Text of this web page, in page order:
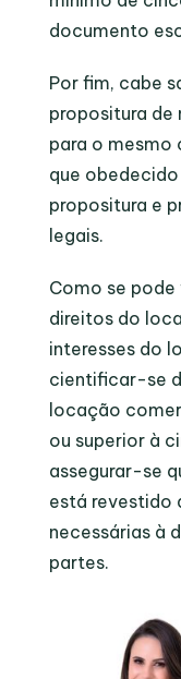
documento
Por fim, cabe
propositura de
para o
que
propositura e
legais.
Como se pode
direitos do
interesses do
cientificar-se
locação
ou superior à
assegurar-se
está revestido
necessárias à
partes.